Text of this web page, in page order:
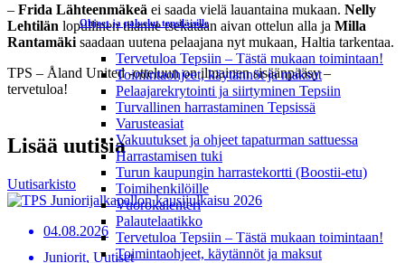
Ohjeet ja palvelut tepsiläisille
Tervetuloa Tepsiin – Tästä mukaan toimintaan!
Toimintaohjeet, käytännöt ja maksut
Pelaajarekrytointi ja siirtyminen Tepsiin
Turvallinen harrastaminen Tepsissä
Varusteasiat
Vakuutukset ja ohjeet tapaturman sattuessa
Harrastamisen tuki
Turun kaupungin harrastekortti (Boostii-etu)
Toimihenkilöille
Vuorokalenteri
Palautelaatikko
Tervetuloa Tepsiin – Tästä mukaan toimintaan!
Toimintaohjeet, käytännöt ja maksut
– Frida Lähteenmäkeä ei saada vielä lauantaina mukaan. Nelly
Lehtilän lopullinen tilanne tsekataan aivan ottelun alla ja Milla
Rantamäki saadaan uutena pelaajana nyt mukaan, Haltia tarkentaa.
TPS – Åland United -otteluun on ilmainen sisäänpääsy –
tervetuloa!
Lisää uutisia
Uutisarkisto
04.08.2026
Juniorit, Uutiset